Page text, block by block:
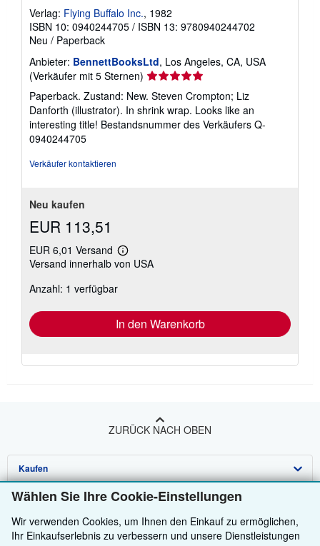
Wählen Sie Ihre Cookie-Einstellungen
Wir verwenden Cookies, um Ihnen den Einkauf zu ermöglichen,
Ihr Einkaufserlebnis zu verbessern und unsere Dienstleistungen
Verlag: Flying Buffalo Inc., 1982
ISBN 10: 0940244705 / ISBN 13: 9780940244702
Neu / Paperback
Anbieter: BennettBooksLtd, Los Angeles, CA, USA
(Verkäufer mit 5 Sternen) Verkäuferbewertung
von
5
Sternen
Paperback. Zustand: New. Steven Crompton; Liz
Danforth (illustrator). In shrink wrap. Looks like an
interesting title! Bestandsnummer des Verkäufers Q-
0940244705
Verkäufer kontaktieren
Neu kaufen
EUR 113,51
EUR 6,01 Versand
Weitere
Informationen
Versand innerhalb von USA
Anzahl: 1 verfügbar
In den Warenkorb
ZURÜCK NACH OBEN
Kaufen
Detailsuche
Sammlungen
Anbieten
Verkäufer werden
Über uns